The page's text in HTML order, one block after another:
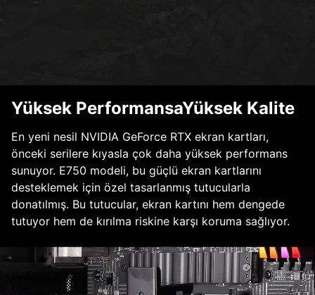
Yüksek PerformansaYüksek Kalite
En yeni nesil NVIDIA GeForce RTX ekran kartları,
önceki serilere kıyasla çok daha yüksek performans
sunuyor. E750 modeli, bu güçlü ekran kartlarını
desteklemek için özel tasarlanmış tutucularla
donatılmış. Bu tutucular, ekran kartını hem dengede
tutuyor hem de kırılma riskine karşı koruma sağlıyor.